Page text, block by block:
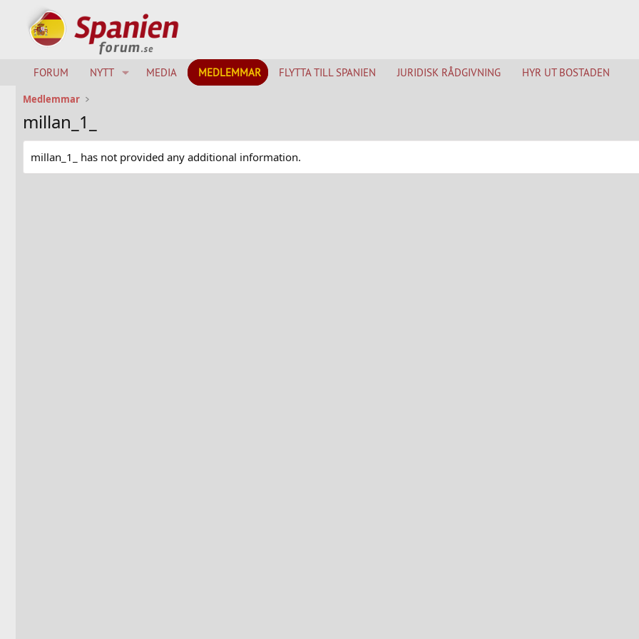
FORUM NYTT MEDIA MEDLEMMAR FLYTTA TILL SPANIEN JURIDISK RÅDGIVNING HYR UT BOSTADEN
Medlemmar
millan_1_
millan_1_ has not provided any additional information.